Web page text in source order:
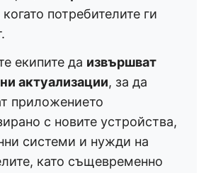
когато потребителите ги
екипите да извършват
актуализации, за да
приложението
с новите устройства,
системи и нужди на
като същевременно